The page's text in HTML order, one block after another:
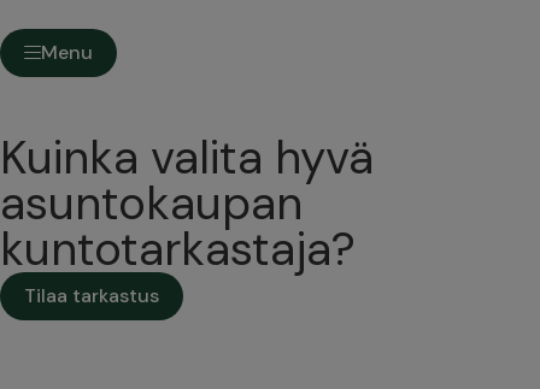
Menu
Kuinka valita hyvä
asuntokaupan
kuntotarkastaja?
Tilaa tarkastus